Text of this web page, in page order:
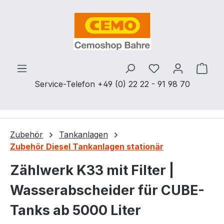
Zum Hauptinhalt springen
Service-Telefon +49 (0) 22 22 - 91 98 70
Du hast 0
Zubehör
Tankanlagen
Zubehör Diesel Tankanlagen stationär
Zählwerk K33 mit Filter |
Wasserabscheider für CUBE-
Tanks ab 5000 Liter